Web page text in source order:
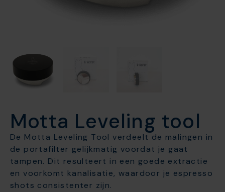
Motta Leveling tool
De Motta Leveling Tool verdeelt de malingen in
de portafilter gelijkmatig voordat je gaat
tampen. Dit resulteert in een goede extractie
en voorkomt kanalisatie, waardoor je espresso
shots consistenter zijn.